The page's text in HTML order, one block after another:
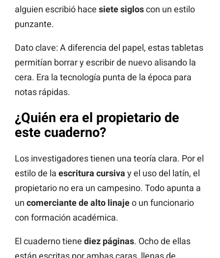
alguien escribió hace siete sigloscon un estilo
punzante.
Dato clave: A diferencia del papel, estas tabletas
permitían borrar y escribir de nuevo alisando la
cera. Era la tecnología punta de la época para
notas rápidas.
¿Quién era el propietario de
este cuaderno?
Los investigadores tienen una teoría clara. Por el
estilo de la escritura cursiva y el uso del latín, el
propietario no era un campesino. Todo apunta a
un comerciante de alto linajeo un funcionario
con formación académica.
El cuaderno tiene diez páginas. Ocho de ellas
están escritas por ambas caras, llenas de